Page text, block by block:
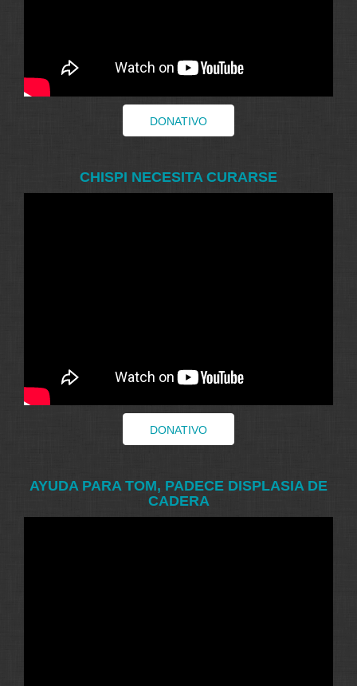
DONATIVO
CHISPI NECESITA CURARSE
DONATIVO
AYUDA PARA TOM, PADECE DISPLASIA DE
CADERA